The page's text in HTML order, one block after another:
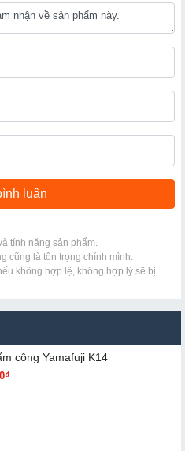
tính năng sản phẩm.
cũng là tôn trọng chính mình.
không hợp lệ, không hợp lý sẽ bị
cô​ng Yamafuji K14